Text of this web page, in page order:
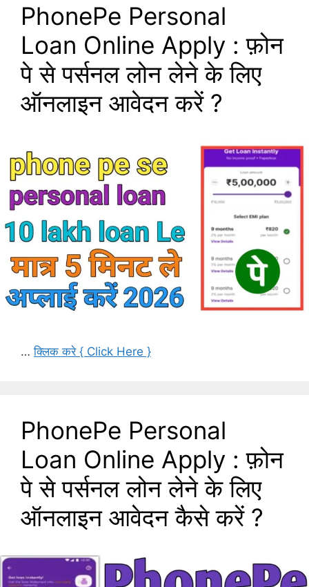
PhonePe Personal
Loan Online Apply : फ़ोन
पे से पर्सनल लोन लेने के लिए
ऑनलाइन आवेदन करें ?
…क्लिक करे { Click Here }
PhonePe Personal
Loan Online Apply : फ़ोन
पे से पर्सनल लोन लेने के लिए
ऑनलाइन आवेदन कैसे करें ?